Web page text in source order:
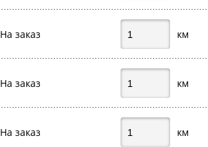
На заказ км
На заказ км
На заказ км